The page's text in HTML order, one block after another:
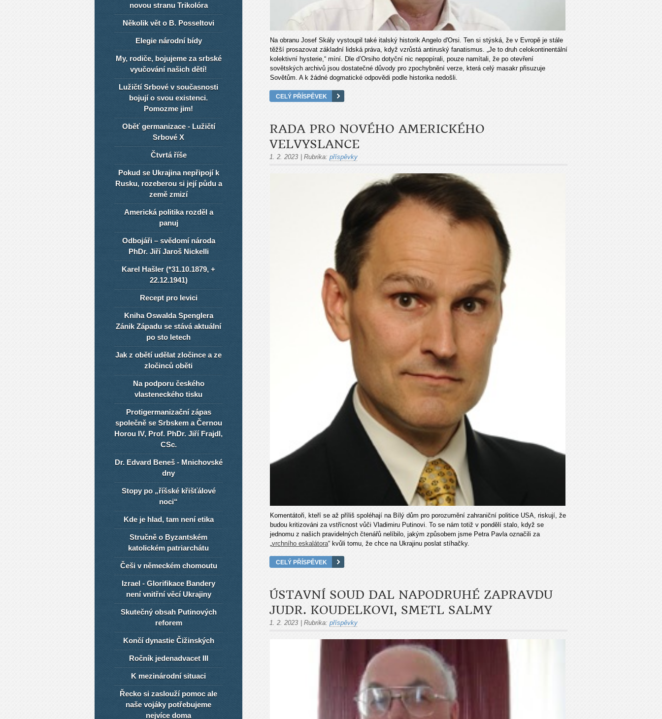
Na obranu Josef Skály vystoupil také italský historik Angelo d'Orsi. Ten si stýská, že v Evropě je stále
těžší prosazovat základní lidská práva, když vzrůstá antiruský fanatismus. „Je to druh celokontinentální
kolektivní hysterie,“ míní. Dle d’Orsiho dotyční nic nepopírali, pouze namítali, že po otevření
sovětských archivů jsou dostatečné důvody pro zpochybnění verze, která celý masakr přisuzuje
Sovětům. A k žádné dogmatické odpovědi podle historika nedošli.
CELÝ PŘÍSPĚVEK
RADA PRO NOVÉHO AMERICKÉHO
VELVYSLANCE
1. 2. 2023 Rubrika: příspěvky
Komentátoři, kteří se až příliš spoléhají na Bílý dům pro porozumění zahraniční politice USA, riskují, že
budou kritizováni za vstřícnost vůči Vladimiru Putinovi. To se nám totiž v pondělí stalo, když se
jednomu z našich pravidelných čtenářů nelíbilo, jakým způsobem jsme Petra Pavla označili za
„vrchního eskalátora“ kvůli tomu, že chce na Ukrajinu poslat stíhačky.
CELÝ PŘÍSPĚVEK
ÚSTAVNÍ SOUD DAL NAPODRUHÉ ZAPRAVDU
JUDR. KOUDELKOVI, SMETL SALMY
1. 2. 2023 Rubrika: příspěvky
novou stranu Trikolóra
Několik vět o B. Posseltovi
Elegie národní bídy
My, rodiče, bojujeme za srbské
vyučování našich dětí!
Lužičtí Srbové v současnosti
bojují o svou existenci.
Pomozme jim!
Oběť germanizace - Lužičtí
Srbové X
Čtvrtá říše
Pokud se Ukrajina nepřipojí k
Rusku, rozeberou si její půdu a
země zmizí
Americká politika rozděl a
panuj
Odbojáři – svědomí národa
PhDr. Jiří Jaroš Nickelli
Karel Hašler (*31.10.1879, +
22.12.1941)
Recept pro levici
Kniha Oswalda Spenglera
Zánik Západu se stává aktuální
po sto letech
Jak z obětí udělat zločince a ze
zločinců oběti
Na podporu českého
vlasteneckého tisku
Protigermanizační zápas
společně se Srbskem a Černou
Horou IV, Prof. PhDr. Jiří Frajdl,
CSc.
Dr. Edvard Beneš - Mnichovské
dny
Stopy po „říšské křišťálové
noci“
Kde je hlad, tam není etika
Stručně o Byzantském
katolickém patriarchátu
Češi v německém chomoutu
Izrael - Glorifikace Bandery
není vnitřní věcí Ukrajiny
Skutečný obsah Putinových
reforem
Končí dynastie Čižinských
Ročník jedenadvacet III
K mezinárodní situaci
Řecko si zaslouží pomoc ale
naše vojáky potřebujeme
nejvíce doma